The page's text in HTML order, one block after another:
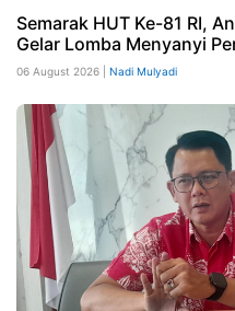
Semarak HUT Ke-81 RI,
Gelar Lomba Menyanyi
06 August 2026 | Nadi Mulyadi